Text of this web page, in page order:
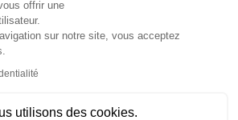
offrir une
sur notre site, vous acceptez
utilisons des cookies.
Axeptio consent
les avis clients